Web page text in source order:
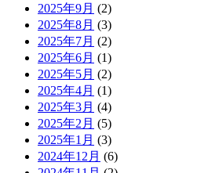
2025年9月 (2)
2025年8月 (3)
2025年7月 (2)
2025年6月 (1)
2025年5月 (2)
2025年4月 (1)
2025年3月 (4)
2025年2月 (5)
2025年1月 (3)
2024年12月 (6)